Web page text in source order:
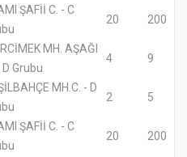
ŞAFİİ C. - C
20 200
MH. AŞAĞI
D Grubu
4 9
MH.C. - D
2 5
ŞAFİİ C. - C
20 200